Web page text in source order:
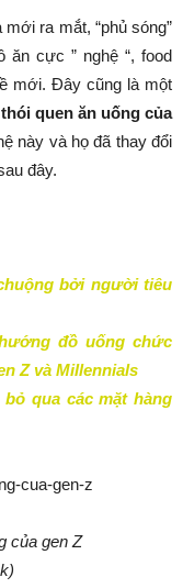
ra mắt, “phủ sóng”
ăn cực ” nghệ “, food
mới. Đây cũng là một
thói quen ăn uống của
này và họ đã thay đổi
đây.
bởi người tiêu
đồ uống chức
Z và Millennials
qua các mặt hàng
của gen Z